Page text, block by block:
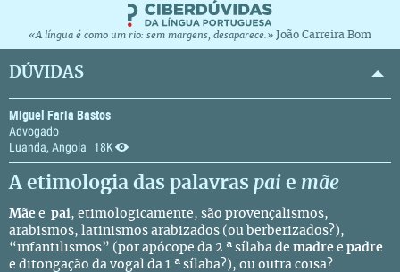
«A língua é como um rio: sem margens, desaparece.» João Carreira Bom
DÚVIDAS
Miguel Faria Bastos
Advogado
Luanda, Angola
18K
A etimologia das palavras pai e mãe
Mãe e pai, etimologicamente, são provençalismos,
arabismos, latinismos arabizados (ou berberizados?),
“infantilismos” (por apócope da 2.ª sílaba de madre e padre
e ditongação da vogal da 1.ª sílaba?), ou outra coisa?